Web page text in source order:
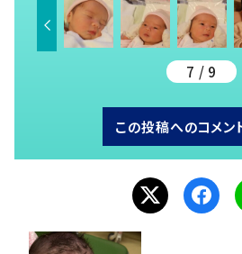
7 / 9
この投稿へのコメン